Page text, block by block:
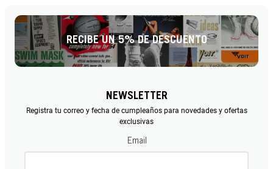
RECIBE UN 5% DE DESCUENTO
NEWSLETTER
Registra tu correo y fecha de cumpleaños para novedades y ofertas
exclusivas
Email